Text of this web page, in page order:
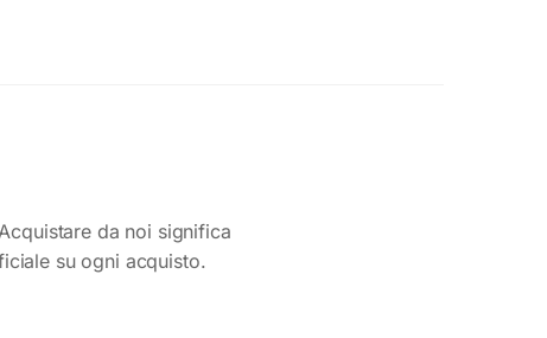
da noi significa
su ogni acquisto.